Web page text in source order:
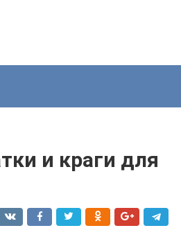
и краги для